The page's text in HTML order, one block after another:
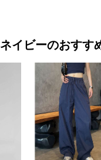
ネイビーのおすす